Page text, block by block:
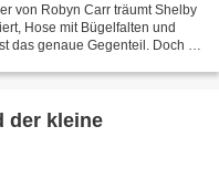
von Robyn Carr träumt Shelby
Hose mit Bügelfalten und
das genaue Gegenteil. Doch er
der kleine